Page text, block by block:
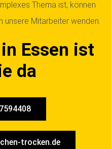
Thema ist, können
unsere Mitarbeiter wenden.
Essen ist
da
trocken.de